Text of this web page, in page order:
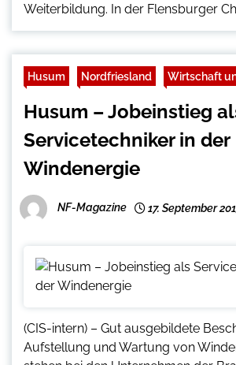
Weiterbildung. In der Flensburger
Husum Nordfriesland Wirtschaft
Husum – Jobeinstieg
Servicetechniker in der
Windenergie
NF-Magazine 17. September
(CIS-intern) – Gut ausgebildete
Aufstellung und Wartung von